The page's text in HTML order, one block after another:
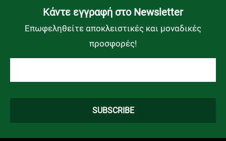
Kάντε εγγραφή στο Newsletter
Επωφεληθείτε αποκλειστικές και μοναδικές
προσφορές!